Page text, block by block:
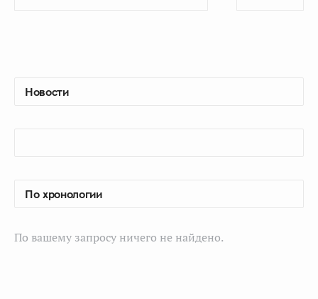
По вашему запросу ничего не найдено.